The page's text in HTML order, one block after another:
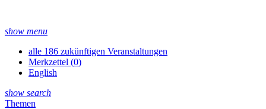
show menu
alle 186 zukünftigen Veranstaltungen
Merkzettel (0)
English
show search
Themen